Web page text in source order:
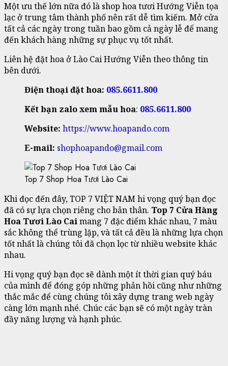
Một ưu thế lớn nữa đó là shop hoa tươi Hướng Viễn tọa
lạc ở trung tâm thành phố nên rất dễ tìm kiếm. Mở cửa
tất cả các ngày trong tuần bao gồm cả ngày lễ để mang
đến khách hàng những sự phục vụ tốt nhất.
Liên hệ đặt hoa ở Lào Cai Hướng Viễn theo thông tin
bên dưới.
Điện thoại đặt hoa: 085.6611.800
Kết bạn zalo xem mẫu hoa: 085.6611.800
Website: https://www.hoapando.com
E-mail: shophoapando@gmail.com
Top 7 Shop Hoa Tươi Lào Cai
Khi đọc đến đây, TOP 7 VIỆT NAM hi vọng quý bạn đọc
đã có sự lựa chọn riêng cho bản thân. Top 7 Cửa Hàng
Hoa Tươi Lào Caimang 7 đặc điểm khác nhau, 7 màu
sắc không thể trùng lặp, và tất cả đều là những lựa chọn
tốt nhất là chúng tôi đã chọn lọc từ nhiều website khác
nhau.
Hi vọng quý bạn đọc sẽ dành một ít thời gian quý báu
của mình để đóng góp những phản hồi cũng như những
thắc mắc để cùng chúng tôi xây dựng trang web ngày
càng lớn mạnh nhé. Chúc các bạn sẽ có một ngày tràn
đầy năng lượng và hạnh phúc.